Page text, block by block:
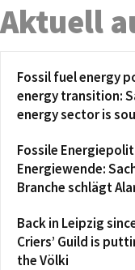
Aktuell
Fossil fuel energy
energy transition:
energy sector is
Fossile
Energiewende:
Branche schlägt
Back in Leipzig
Criers’ Guild is
the Völki